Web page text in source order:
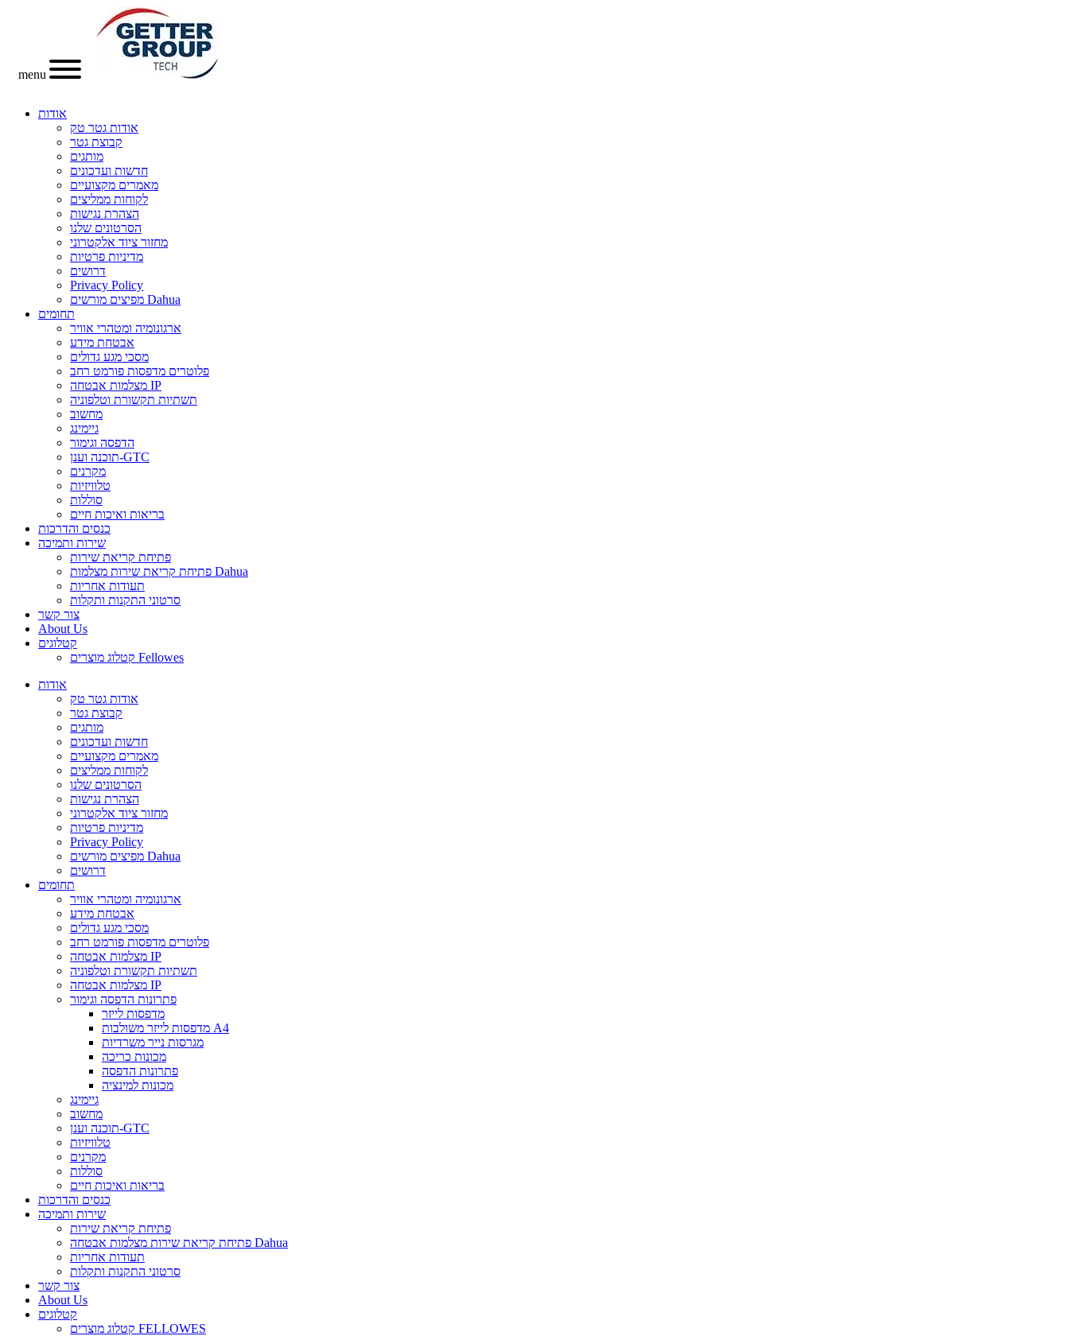
menu
אודות
אודות גטר טק
קבוצת גטר
מותגים
חדשות ועדכונים
מאמרים מקצועיים
לקוחות ממליצים
הצהרת נגישות
הסרטונים שלנו
מחזור ציוד אלקטרוני
מדיניות פרטיות
דרושים
Privacy Policy
מפיצים מורשים Dahua
תחומים
ארגונומיה ומטהרי אוויר
אבטחת מידע
מסכי מגע גדולים
פלוטרים מדפסות פורמט רחב
מצלמות אבטחה IP
תשתיות תקשורת וטלפוניה
מחשוב
גיימינג
הדפסה וגימור
תוכנה וענן-GTC
מקרנים
טלוויזיות
סוללות
בריאות ואיכות חיים
כנסים והדרכות
שירות ותמיכה
פתיחת קריאת שירות
פתיחת קריאת שירות מצלמות Dahua
תעודות אחריות
סרטוני התקנות ותקלות
צור קשר
About Us
קטלוגים
קטלוג מוצרים Fellowes
אודות
אודות גטר טק
קבוצת גטר
מותגים
חדשות ועדכונים
מאמרים מקצועיים
לקוחות ממליצים
הסרטונים שלנו
הצהרת נגישות
מחזור ציוד אלקטרוני
מדיניות פרטיות
Privacy Policy
מפיצים מורשים Dahua
דרושים
תחומים
ארגונומיה ומטהרי אוויר
אבטחת מידע
מסכי מגע גדולים
פלוטרים מדפסות פורמט רחב
מצלמות אבטחה IP
תשתיות תקשורת וטלפוניה
מצלמות אבטחה IP
פתרונות הדפסה וגימור
מדפסות לייזר
מדפסות לייזר משולבות A4
מגרסות נייר משרדיות
מכונות כריכה
פתרונות הדפסה
מכונות למינציה
גיימינג
מחשוב
תוכנה וענן-GTC
טלוויזיות
מקרנים
סוללות
בריאות ואיכות חיים
כנסים והדרכות
שירות ותמיכה
פתיחת קריאת שירות
פתיחת קריאת שירות מצלמות אבטחה Dahua
תעודות אחריות
סרטוני התקנות ותקלות
צור קשר
About Us
קטלוגים
קטלוג מוצרים FELLOWES